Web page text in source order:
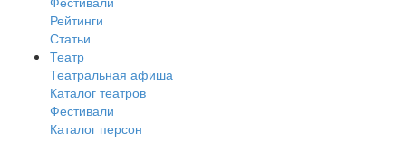
Рейтинги
Статьи
Театр
Театральная афиша
Каталог театров
Фестивали
Каталог персон